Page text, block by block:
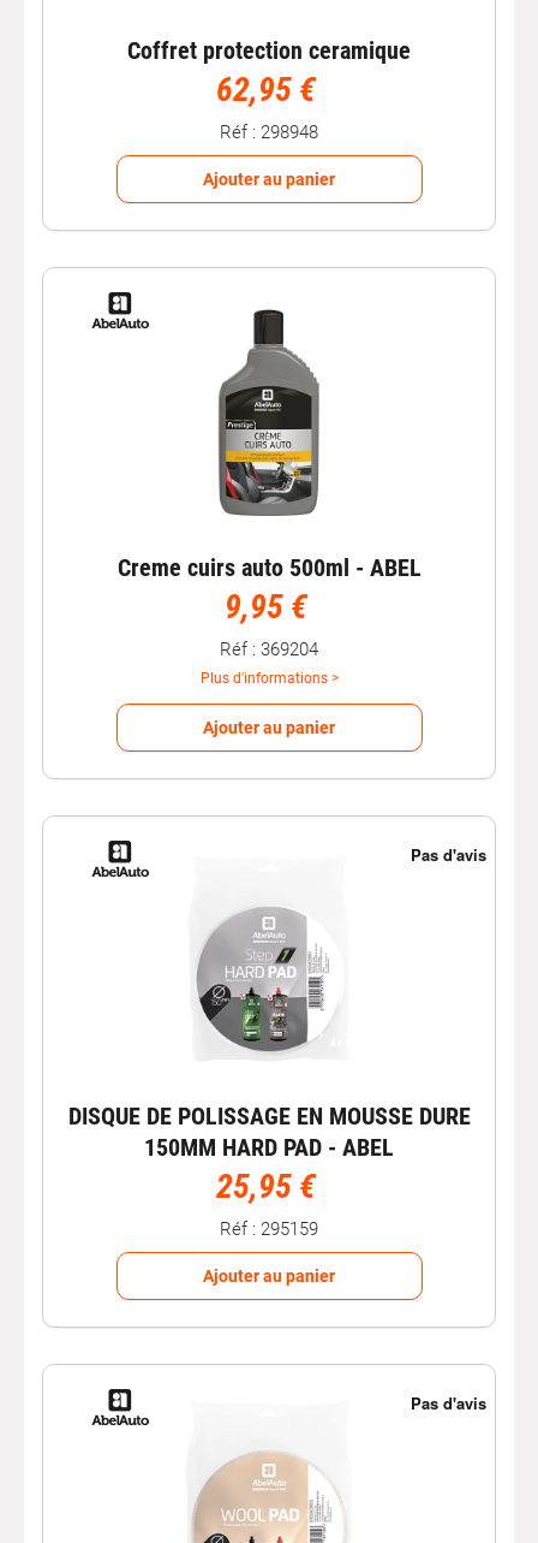
Coffret protection ceramique
62,95 €
Réf : 298948
Ajouter au panier
Creme cuirs auto 500ml - ABEL
9,95 €
Réf : 369204
Plus d'informations >
Ajouter au panier
DISQUE DE POLISSAGE EN MOUSSE DURE
150MM HARD PAD - ABEL
25,95 €
Réf : 295159
Ajouter au panier